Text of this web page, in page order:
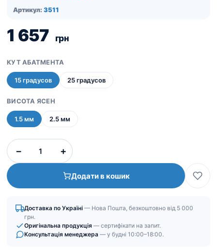
Артикул: 3511
1 657 грн
КУТ АБАТМЕНТА
15 градусов 25 градусов
ВИСОТА ЯСЕН
1.5 мм 2.5 мм
−
Абатменты
угловые
Коническое
(CS)
кількість
+
Додати в кошик
Доставка по Україні — Нова Пошта, безкоштовно від 5 000
грн.
Оригінальна продукція — сертифікати на запит.
Консультація менеджера — у будні 10:00–18:00.